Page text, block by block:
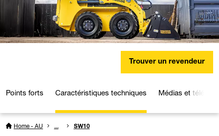
Trouver un revendeur
Points forts Caractéristiques techniques Médias et
Home - AU ... SW10